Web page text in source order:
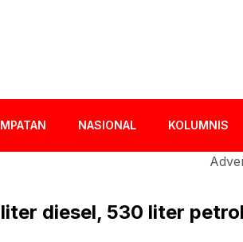
NASIONAL KOLUMNIS
diesel, 530 liter